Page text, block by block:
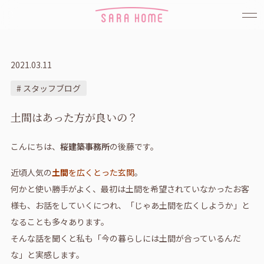
2021.03.11
# スタッフブログ
土間はあった方が良いの？
こんにちは、 桜建築事務所の後藤です。
近頃人気の土間を広くとった玄関。
何かと使い勝手がよく、最初は土間を希望されていなかったお客
様も、お話をしていくにつれ、「じゃあ土間を広くしようか」と
なることも多々あります。
そんな話を聞くと私も「今の暮らしには土間が合っているんだ
な」と実感します。